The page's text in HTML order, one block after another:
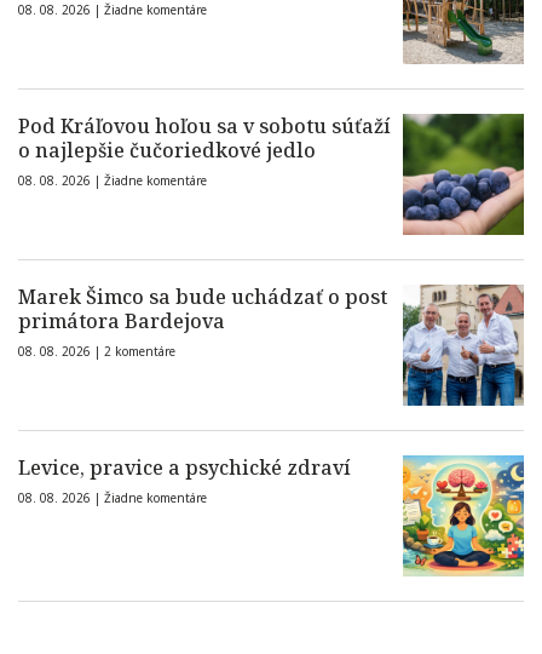
08. 08. 2026 | Žiadne komentáre
Pod Kráľovou hoľou sa v sobotu súťaží
o najlepšie čučoriedkové jedlo
08. 08. 2026 | Žiadne komentáre
Marek Šimco sa bude uchádzať o post
primátora Bardejova
08. 08. 2026 | 2 komentáre
Levice, pravice a psychické zdraví
08. 08. 2026 | Žiadne komentáre